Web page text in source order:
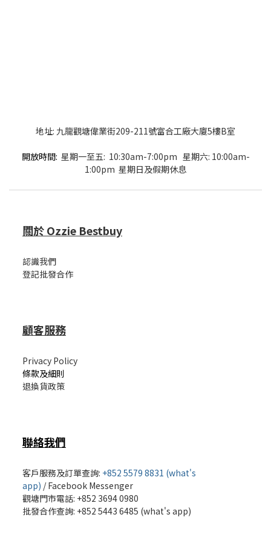
地址: 九龍觀塘偉業街209-211號富合工廠大廈5樓B室
開放時間: 星期一至五: 10:30am-7:00pm 星期六: 10:00am-
1:00pm 星期日及假期休息
關於 Ozzie Bestbuy
認識我們
登記批發合作
顧客服務
Privacy Policy
條款及細則
退換貨政策
聯絡我們
客戶服務及訂單查詢: +852 5579 8831 (what's
app) /Facebook Messenger
觀塘門市電話: +852 3694 0980
批發合作查詢: +852 5443 6485 (what's app)